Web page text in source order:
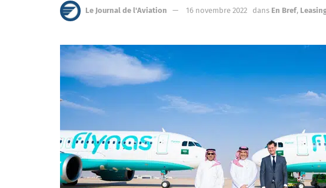
Le Journal de l'Aviation 16 novembre 2022 dans En Bref,